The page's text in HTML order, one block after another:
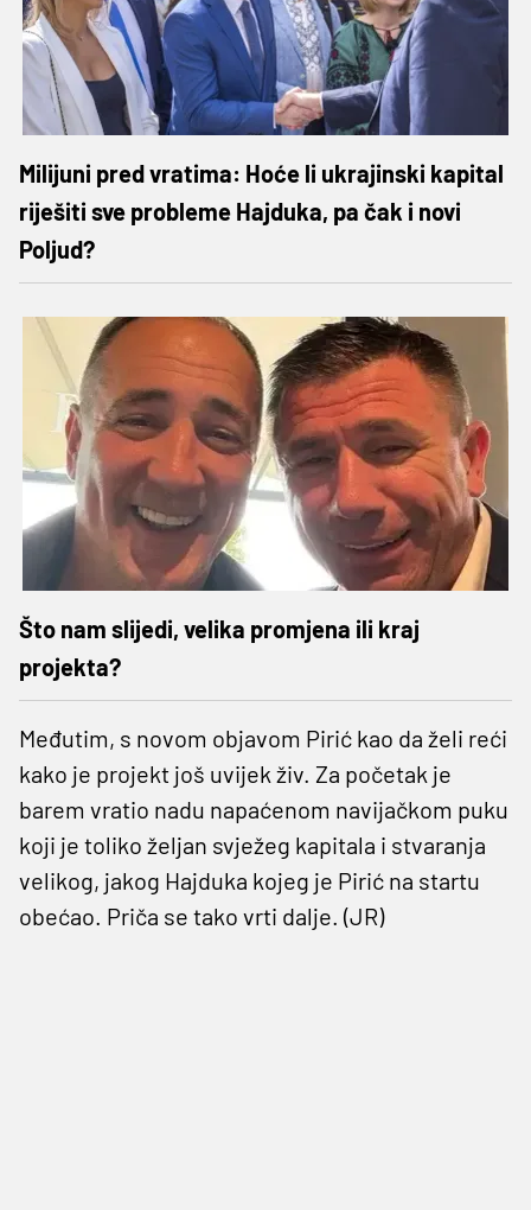
Milijuni pred vratima: Hoće li ukrajinski kapital
riješiti sve probleme Hajduka, pa čak i novi
Poljud?
Što nam slijedi, velika promjena ili kraj
projekta?
Međutim, s novom objavom Pirić kao da želi reći
kako je projekt još uvijek živ. Za početak je
barem vratio nadu napaćenom navijačkom puku
koji je toliko željan svježeg kapitala i stvaranja
velikog, jakog Hajduka kojeg je Pirić na startu
obećao. Priča se tako vrti dalje. (JR)